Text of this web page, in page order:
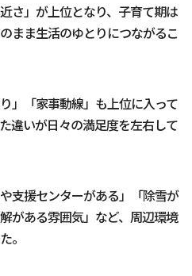
さ」が上位となり、子育て期は
まま生活のゆとりにつながるこ
」「家事動線」も上位に入って
違いが日々の満足度を左右して
支援センターがある」「除雪が
がある雰囲気」など、周辺環境
。